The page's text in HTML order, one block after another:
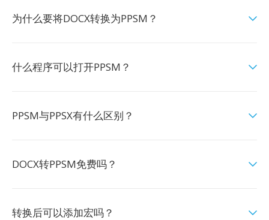
为什么要将DOCX转换为PPSM？
什么程序可以打开PPSM？
PPSM与PPSX有什么区别？
DOCX转PPSM免费吗？
转换后可以添加宏吗？